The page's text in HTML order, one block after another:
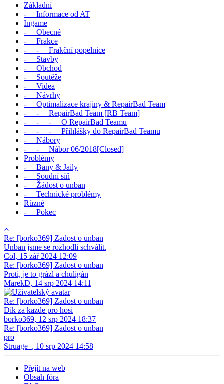
Základní
- Informace od AT
Ingame
- Obecné
- Frakce
- - Frakční popelnice
- Stavby
- Obchod
- Soutěže
- Videa
- Návrhy
- Optimalizace krajiny & RepairBad Team
- - RepairBad Team [RB Team]
- - - O RepairBad Teamu
- - - Přihlášky do RepairBad Teamu
- Nábory
- - Nábor 06/2018[Closed]
Problémy
- Bany & Jaily
- Soudní síň
- Žádost o unban
- Technické problémy
Různé
- Pokec
Re: [borko369] Zadost o unban
Unban jsme se rozhodli schválit.
Col, 15 zář 2024 12:09
Re: [borko369] Zadost o unban
Proti, je to grázl a chuligán
MarekD, 14 srp 2024 14:11
Re: [borko369] Zadost o unban
Dík za kazde pro hosi
borko369, 12 srp 2024 18:37
Re: [borko369] Zadost o unban
pro
Struage_ , 10 srp 2024 14:58
Přejít na web
Obsah fóra